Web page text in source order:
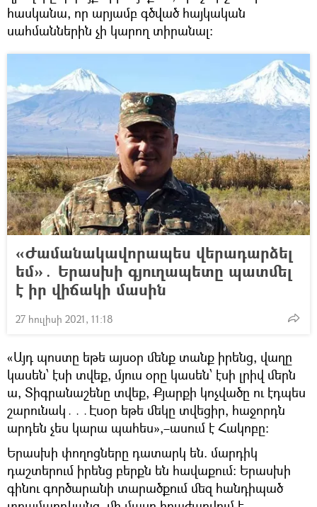
հասկանա, որ արյամբ գծված հայկական
սահմաններին չի կարող տիրանալ։
«Ժամանակավորապես վերադարձել
եմ»․ Երասխի գյուղապետը պատմել
է իր վիճակի մասին
27 հուլիսի 2021, 11:18
«Այդ պոստը եթե այսօր մենք տանք իրենց, վաղը
կասեն՝ էսի տվեք, մյուս օրը կասեն՝ էսի լրիվ մերն
ա, Տիգրանաշենը տվեք, Քյարքի կոչվածը ու էդպես
շարունակ․․․Էսօր եթե մեկը տվեցիր, հաջորդն
արդեն չես կարա պահես»,–ասում է Հակոբը։
Երասխի փողոցները դատարկ են. մարդիկ
դաշտերում իրենց բերքն են հավաքում։ Երասխի
գինու գործարանի տարածքում մեզ հանդիպած